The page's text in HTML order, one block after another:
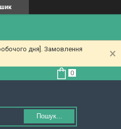
дня]. Замовлення
Пошук...